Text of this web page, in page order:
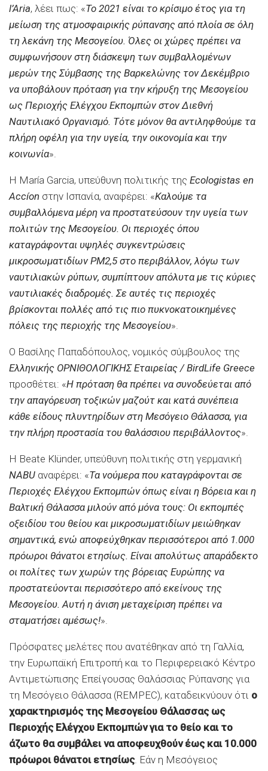
l’Aria, λέει πως: «Το 2021 είναι το κρίσιμο έτος για τη
μείωση της ατμοσφαιρικής ρύπανσης από πλοία σε όλη
τη λεκάνη της Μεσογείου. Όλες οι χώρες πρέπει να
συμφωνήσουν στη διάσκεψη των συμβαλλομένων
μερών της Σύμβασης της Βαρκελώνης τον Δεκέμβριο
να υποβάλουν πρόταση για την κήρυξη της Μεσογείου
ως Περιοχής Ελέγχου Εκπομπών στον Διεθνή
Ναυτιλιακό Οργανισμό. Τότε μόνον θα αντιληφθούμε τα
πλήρη οφέλη για την υγεία, την οικονομία και την
κοινωνία».
Η María Garcia, υπεύθυνη πολιτικής της Ecologistas en
Accíon στην Ισπανία, αναφέρει: «Καλούμε τα
συμβαλλόμενα μέρη να προστατεύσουν την υγεία των
πολιτών της Μεσογείου. Οι περιοχές όπου
καταγράφονται υψηλές συγκεντρώσεις
μικροσωματιδίων PM2,5 στο περιβάλλον, λόγω των
ναυτιλιακών ρύπων, συμπίπτουν απόλυτα με τις κύριες
ναυτιλιακές διαδρομές. Σε αυτές τις περιοχές
βρίσκονται πολλές από τις πιο πυκνοκατοικημένες
πόλεις της περιοχής της Μεσογείου».
Ο Βασίλης Παπαδόπουλος, νομικός σύμβουλος της
Ελληνικής ΟΡΝΙΘΟΛΟΓΙΚΗΣ Εταιρείας / BirdLife Greece
προσθέτει: «Η πρόταση θα πρέπει να συνοδεύεται από
την απαγόρευση τοξικών μαζούτ και κατά συνέπεια
κάθε είδους πλυντηρίδων στη Μεσόγειο Θάλασσα, για
την πλήρη προστασία του θαλάσσιου περιβάλλοντος».
Η Beate Klünder, υπεύθυνη πολιτικής στη γερμανική
NABU αναφέρει: «Τα νούμερα που καταγράφονται σε
Περιοχές Ελέγχου Εκπομπών όπως είναι η Βόρεια και η
Βαλτική Θάλασσα μιλούν από μόνα τους: Οι εκπομπές
οξειδίου του θείου και μικροσωματιδίων μειώθηκαν
σημαντικά, ενώ αποφεύχθηκαν περισσότεροι από 1.000
πρόωροι θάνατοι ετησίως. Είναι απολύτως απαράδεκτο
οι πολίτες των χωρών της βόρειας Ευρώπης να
προστατεύονται περισσότερο από εκείνους της
Μεσογείου. Αυτή η άνιση μεταχείριση πρέπει να
σταματήσει αμέσως!».
Πρόσφατες μελέτες που ανατέθηκαν από τη Γαλλία,
την Ευρωπαϊκή Επιτροπή και το Περιφερειακό Κέντρο
Αντιμετώπισης Επείγουσας Θαλάσσιας Ρύπανσης για
τη Μεσόγειο Θάλασσα (REMPEC), καταδεικνύουν ότι ο
χαρακτηρισμός της Μεσογείου Θάλασσας ως
Περιοχής Ελέγχου Εκπομπών για το θείο και το
άζωτο θα συμβάλει να αποφευχθούν έως και 10.000
πρόωροι θάνατοι ετησίως. Εάν η Μεσόγειος